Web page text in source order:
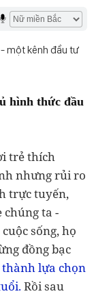
một kênh đầu tư
hình thức đầu
trẻ thích
nhưng rủi ro
trực tuyến,
ta -
sống, họ
đồng bạc
lựa chọn
Rồi sau